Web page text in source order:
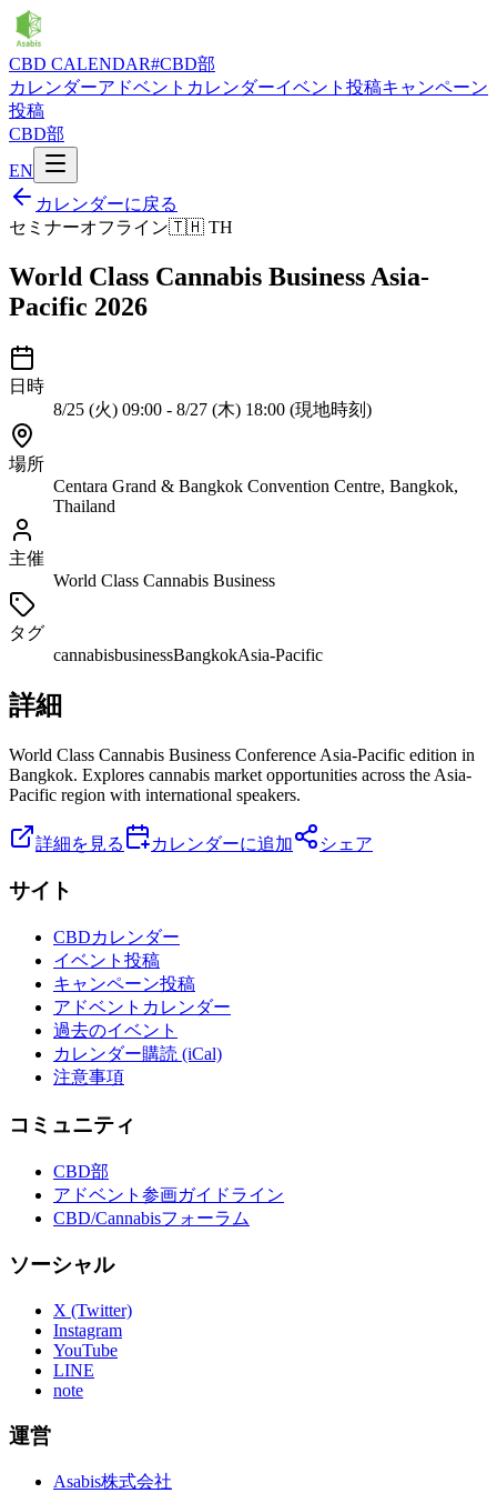
CBD CALENDAR#CBD部
カレンダーアドベントカレンダーイベント投稿キャンペーン
投稿
CBD部
EN
カレンダーに戻る
セミナーオフライン🇹🇭 TH
World Class Cannabis Business Asia-
Pacific 2026
日時
8/25 (火) 09:00 - 8/27 (木) 18:00 (現地時刻)
場所
Centara Grand & Bangkok Convention Centre, Bangkok,
Thailand
主催
World Class Cannabis Business
タグ
cannabisbusinessBangkokAsia-Pacific
詳細
World Class Cannabis Business Conference Asia-Pacific edition in
Bangkok. Explores cannabis market opportunities across the Asia-
Pacific region with international speakers.
詳細を見る カレンダーに追加 シェア
サイト
CBDカレンダー
イベント投稿
キャンペーン投稿
アドベントカレンダー
過去のイベント
カレンダー購読 (iCal)
注意事項
コミュニティ
CBD部
アドベント参画ガイドライン
CBD/Cannabisフォーラム
ソーシャル
X (Twitter)
Instagram
YouTube
LINE
note
運営
Asabis株式会社